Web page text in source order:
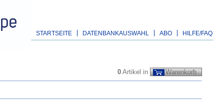
STARTSEITE DATENBANKAUSWAHL ABO HILFE/FAQ
0 Artikel in Warenkorb